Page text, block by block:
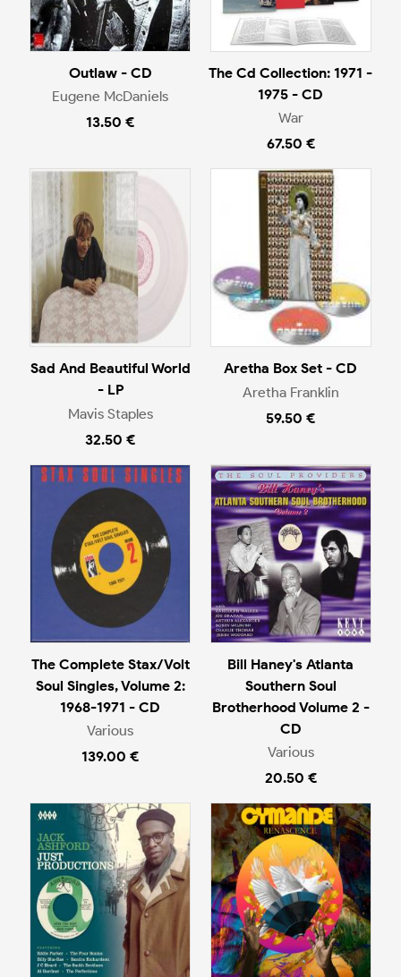
Outlaw - CD
Eugene McDaniels
13.50 €
The Cd Collection: 1971 -
1975 - CD
War
67.50 €
Sad And Beautiful World
- LP
Mavis Staples
32.50 €
Aretha Box Set - CD
Aretha Franklin
59.50 €
The Complete Stax/Volt
Soul Singles, Volume 2:
1968-1971 - CD
Various
139.00 €
Bill Haney's Atlanta
Southern Soul
Brotherhood Volume 2 -
CD
Various
20.50 €